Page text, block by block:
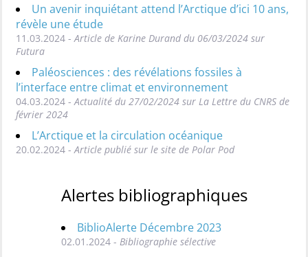
Un avenir inquiétant attend l’Arctique d’ici 10 ans,
révèle une étude
11.03.2024 - Article de Karine Durand du 06/03/2024 sur
Futura
Paléosciences : des révélations fossiles à
l’interface entre climat et environnement
04.03.2024 - Actualité du 27/02/2024 sur La Lettre du CNRS de
février 2024
L’Arctique et la circulation océanique
20.02.2024 - Article publié sur le site de Polar Pod
Alertes bibliographiques
BiblioAlerte Décembre 2023
02.01.2024 - Bibliographie sélective